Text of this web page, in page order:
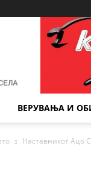
ВЕРУВАЊА И
Наставникот Ацо